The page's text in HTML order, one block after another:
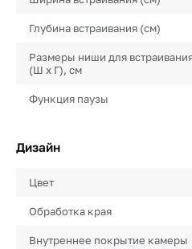
Глубина встраивания (см)
Размеры ниши для
(Ш х Г), см
Функция паузы
Дизайн
Цвет
Обработка края
Внутреннее покрытие камеры